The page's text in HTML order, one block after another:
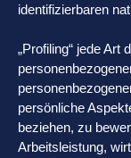
identifizierbaren
„Profiling“ jede Art
persönliche
beziehen, zu
Arbeitsleistung,